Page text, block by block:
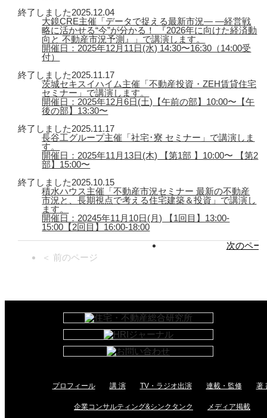
終了しました2025.12.04
大鏡CRE主催「データで捉える最新市況― ―経営戦
略に活かせる“今”が分かる！ 『2026年に向けた経済動
向と 不動産市況予測』」で講演します。
開催日：2025年12月11日(水) 14:30〜16:30（14:00受
付）
終了しました2025.11.17
茨城セキスイハイム主催「不動産投資・ZEH賃貸住宅
セミナー」で講演します。
開催日：2025年12月6日(土)【午前の部】10:00〜【午
後の部】13:30〜
終了しました2025.11.17
長谷工グループ主催「社宅･寮 セミナー」で講演しま
す。
開催日：2025年11月13日(木) 【第1部 】10:00〜 【第2
部】15:00〜
終了しました2025.10.15
積水ハウス主催「不動産市況セミナー 最新の不動産
市況と、長期視点で考える住宅建築＆投資」で講演し
ます。
開催日：20245年11月10日(月) 【1回目】13:00-
15:00【2回目】16:00-18:00
＜ 前のページ
次のペー
プロフィール 講 演 TV・ラジオ出演 連載・監修 著
企業コンサルティング&シンクタンク メディア掲載